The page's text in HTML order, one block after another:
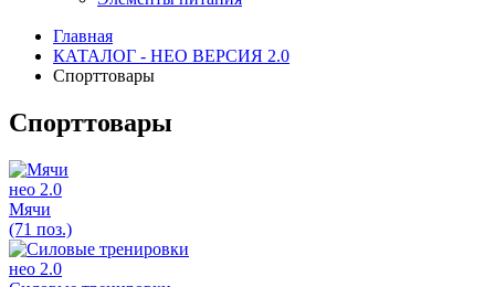
Главная
КАТАЛОГ - НЕО ВЕРСИЯ 2.0
Спорттовары
Спорттовары
нео 2.0
Мячи
(71 поз.)
нео 2.0